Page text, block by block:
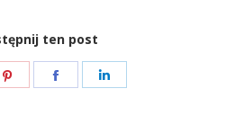
ten post
Share
Share